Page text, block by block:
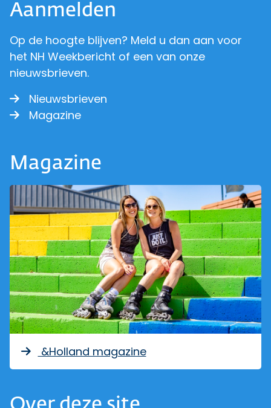
Aanmelden
Op de hoogte blijven? Meld u dan aan voor
het NH Weekbericht of een van onze
nieuwsbrieven.
Nieuwsbrieven
Magazine
Magazine
&Holland magazine